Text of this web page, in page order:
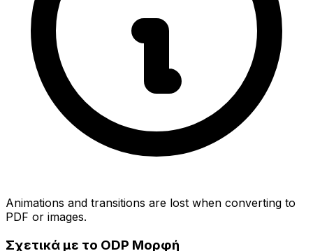
Animations and transitions are lost when converting to
PDF or images.
Σχετικά με το ODP Μορφή